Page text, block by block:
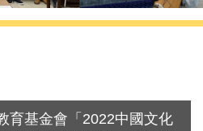
育基金會「2022中國文化